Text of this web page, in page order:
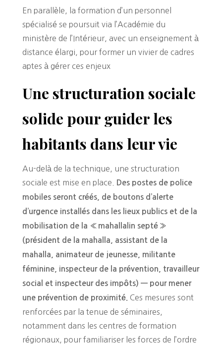
En parallèle, la formation d’un personnel
spécialisé se poursuit via l’Académie du
ministère de l’Intérieur, avec un enseignement à
distance élargi, pour former un vivier de cadres
aptes à gérer ces enjeux
Une structuration sociale
solide pour guider les
habitants dans leur vie
Au-delà de la technique, une structuration
sociale est mise en place.
Des postes de police
mobiles seront créés, de boutons d’alerte
d’urgence installés dans les lieux publics et de la
mobilisation de la « mahallalin septé »
(président de la mahalla, assistant de la
mahalla, animateur de jeunesse, militante
féminine, inspecteur de la prévention, travailleur
social et inspecteur des impôts) — pour mener
une prévention de proximité. Ces mesures sont
renforcées par la tenue de séminaires,
notamment dans les centres de formation
régionaux, pour familiariser les forces de l’ordre